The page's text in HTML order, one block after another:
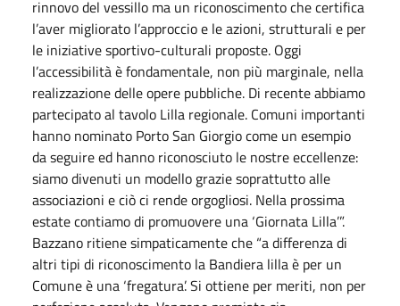
rinnovo del vessillo ma un riconoscimento che certifica
l’aver migliorato l’approccio e le azioni, strutturali e per
le iniziative sportivo-culturali proposte. Oggi
l’accessibilità è fondamentale, non più marginale, nella
realizzazione delle opere pubbliche. Di recente abbiamo
partecipato al tavolo Lilla regionale. Comuni importanti
hanno nominato Porto San Giorgio come un esempio
da seguire ed hanno riconosciuto le nostre eccellenze:
siamo divenuti un modello grazie soprattutto alle
associazioni e ciò ci rende orgogliosi. Nella prossima
estate contiamo di promuovere una ‘Giornata Lilla’”.
Bazzano ritiene simpaticamente che “a differenza di
altri tipi di riconoscimento la Bandiera lilla è per un
Comune è una ‘fregatura’. Si ottiene per meriti, non per